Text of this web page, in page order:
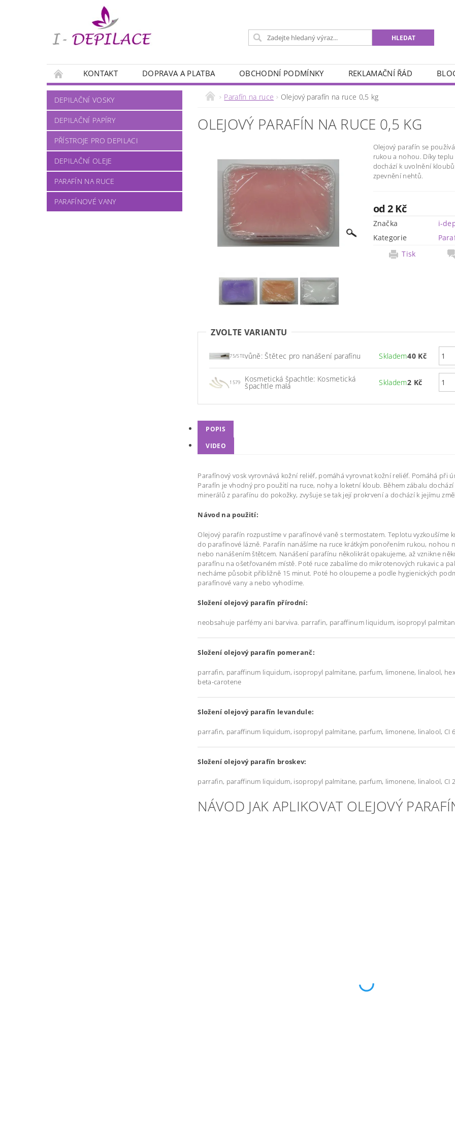
KONTAKT DOPRAVA A PLATBA OBCHODNÍ PODMÍNKY REKLAMAČNÍ ŘÁD
DEPILAČNÍ VOSKY
DEPILAČNÍ PAPÍRY
PŘÍSTROJE PRO DEPILACI
DEPILAČNÍ OLEJE
PARAFÍN NA RUCE
PARAFÍNOVÉ VANY
Parafín na ruce Olejový parafín na ruce 0,5 kg
OLEJOVÝ PARAFÍN NA RUCE 0,5 KG
Olejový parafín se
rukou a nohou. Díky
dochází k uvolnění
zpevnění nehtů.
od 2 Kč
Značka
i-
Kategorie
Tisk
ZVOLTE VARIANTU
75/STEvůně: Štětec pro nanášení parafínu Skladem40 Kč
1579 Kosmetická špachtle: Kosmetická
špachtle malá Skladem2 Kč
POPIS
VIDEO
Parafínový vosk vyrovnává kožní reliéf, pomáhá vyrovnat kožní reliéf. Pomáhá při
Parafín je vhodný pro použití na ruce, nohy a loketní kloub. Během zábalu
minerálů z parafínu do pokožky, zvyšuje se tak její prokrvení a dochází k jejímu
Návod na použití:
Olejový parafín rozpustíme v parafínové vaně s termostatem. Teplotu vyzkoušíme
do parafínové lázně. Parafín nanášíme na ruce krátkým ponořením rukou, nohou
nebo nanášením štětcem. Nanášení parafínu několikrát opakujeme, až vznikne
parafínu na ošetřovaném místě. Poté ruce zabalíme do mikrotenových rukavic a
necháme působit přibližně 15 minut. Poté ho oloupeme a podle hygienických
parafínové vany a nebo vyhodíme.
Složení olejový parafín přírodní:
neobsahuje parfémy ani barviva. parrafin, paraffinum liquidum, isopropyl
Složení olejový parafín pomeranč:
parrafin, paraffinum liquidum, isopropyl palmitane, parfum, limonene, linalool,
beta-carotene
Složení olejový parafín levandule:
parrafin, paraffinum liquidum, isopropyl palmitane, parfum, limonene, linalool, CI
Složení olejový parafín broskev:
parrafin, paraffinum liquidum, isopropyl palmitane, parfum, limonene, linalool, CI
NÁVOD JAK APLIKOVAT OLEJOVÝ